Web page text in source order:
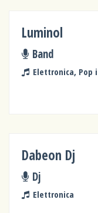
Luminol
Band
Elettronica, Pop
Dabeon Dj
Dj
Elettronica